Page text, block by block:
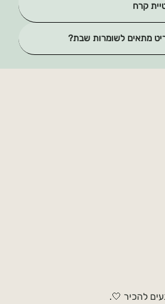
קרח
מתאים לשומרות שבת?
להכיר 🤍.